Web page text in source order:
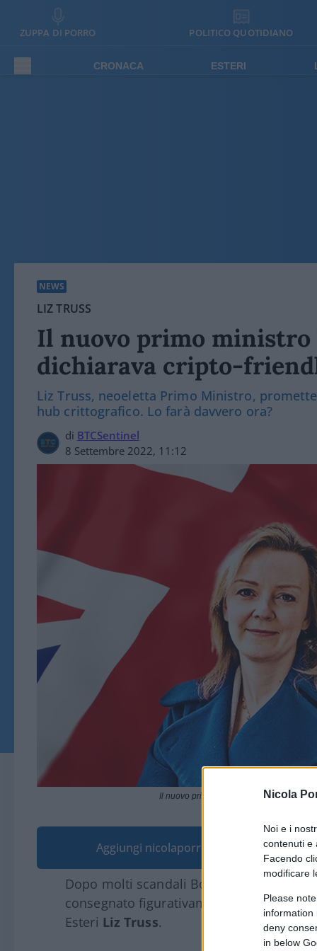
Nicola
Noi e i
contenuti e
Facendo
modificare
Please
information
deny
in below
ZUPPA DI PORRO POLITICO QUOTIDIANO
CRONACA ESTERI
NEWS
LIZ TRUSS
Il nuovo primo
dichiarava cripto-
Liz Truss, neoeletta Primo Ministro,
hub crittografico. Lo farà davvero ora?
di BTCSentinel
8 Settembre 2022, 11:12
Il nuovo primo ministro britannico Liz
Aggiungi nicolaporro.it alle tue fonti
Dopo molti scandali Boris Johnson si è
consegnato figurativamente le chiavi di
Esteri Liz Truss.